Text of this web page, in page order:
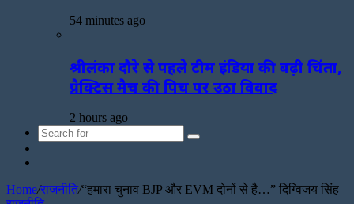
54 minutes ago
श्रीलंका दौरे से पहले टीम इंडिया की बढ़ी चिंता,
प्रैक्टिस मैच की पिच पर उठा विवाद
2 hours ago
Search
Home/राजनीति/“हमारा चुनाव BJP और EVM दोनों से है…” दिग्विजय सिंह